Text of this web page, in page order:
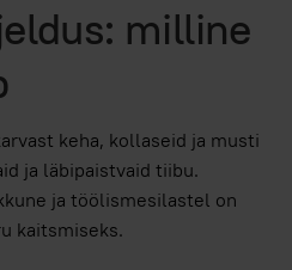
milline
keha, kollaseid ja musti
ja läbipaistvaid tiibu.
ja töölismesilastel on
kaitsmiseks.